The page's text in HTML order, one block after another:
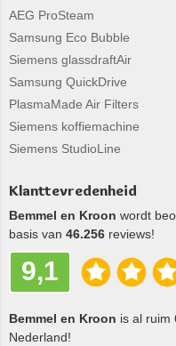
AEG ProSteam
Samsung Eco Bubble
Siemens glassdraftAir
Samsung QuickDrive
PlasmaMade Air Filters
Siemens koffiemachine
Siemens StudioLine
Klanttevredenheid
Bemmel en Kroon wordt
basis van 46.256 reviews!
9,1
Bemmel en Kroon is al ruim
Nederland!